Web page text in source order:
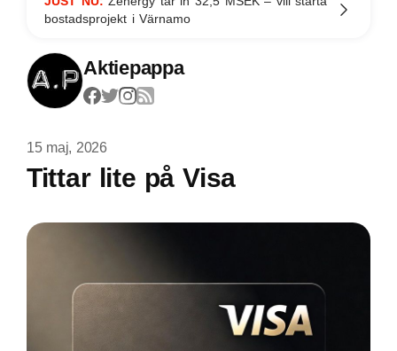
bostadsprojekt i Värnamo
Aktiepappa
15 maj, 2026
Tittar lite på Visa